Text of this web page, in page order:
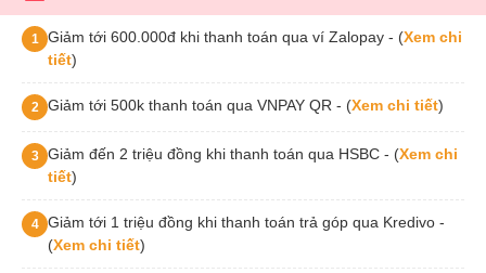
1 Giảm tới 600.000đ khi thanh toán qua ví Zalopay - (Xem chi
tiết)
2 Giảm tới 500k thanh toán qua VNPAY QR - (Xem chi tiết)
3 Giảm đến 2 triệu đồng khi thanh toán qua HSBC - (Xem chi
tiết)
4
Giảm tới 1 triệu đồng khi thanh toán trả góp qua Kredivo -
(Xem chi tiết)